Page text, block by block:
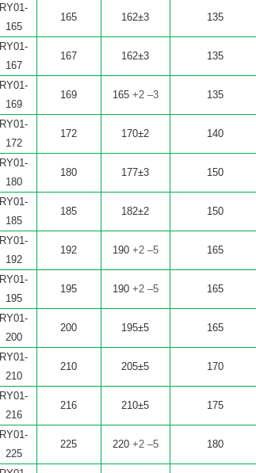
RY01-
165
165 162±3 135
RY01-
167
167 162±3 135
RY01-
169
169 165+2 –3 135
RY01-
172
172 170±2 140
RY01-
180
180 177±3 150
RY01-
185
185 182±2 150
RY01-
192
192 190+2 –5 165
RY01-
195
195 190+2 –5 165
RY01-
200
200 195±5 165
RY01-
210
210 205±5 170
RY01-
216
216 210±5 175
RY01-
225
225 220+2 –5 180